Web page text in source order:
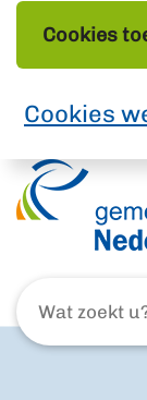
Cookies
Cookies
zoekt
u?